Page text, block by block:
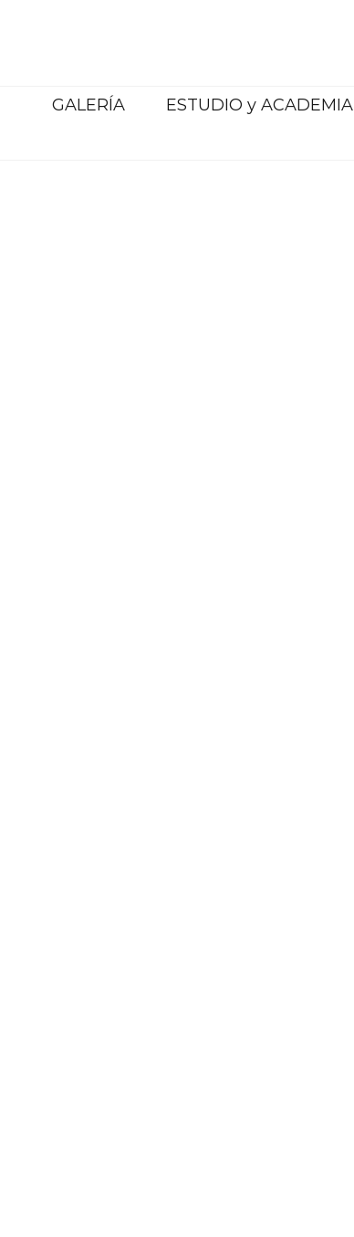
GALERÍA
ESTUDIO y ACADEMIA